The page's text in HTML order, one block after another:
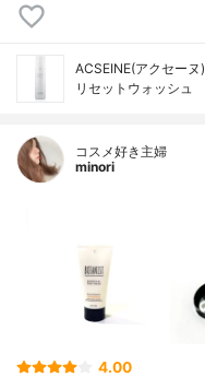
ACSEINE(アクセーヌ)
リセットウォッシュ
コスメ好き主婦
minori
4.00